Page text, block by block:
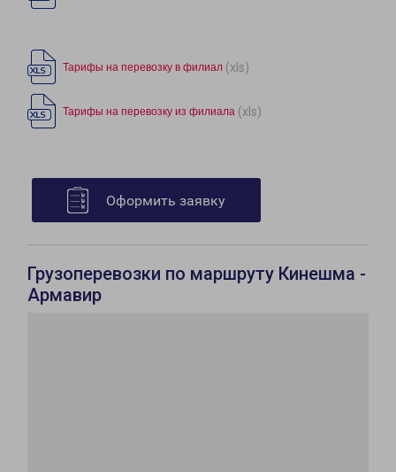
Тарифы на перевозку в филиал (xls)
Тарифы на перевозку из филиала (xls)
Оформить заявку
Грузоперевозки по маршруту Кинешма -
Армавир